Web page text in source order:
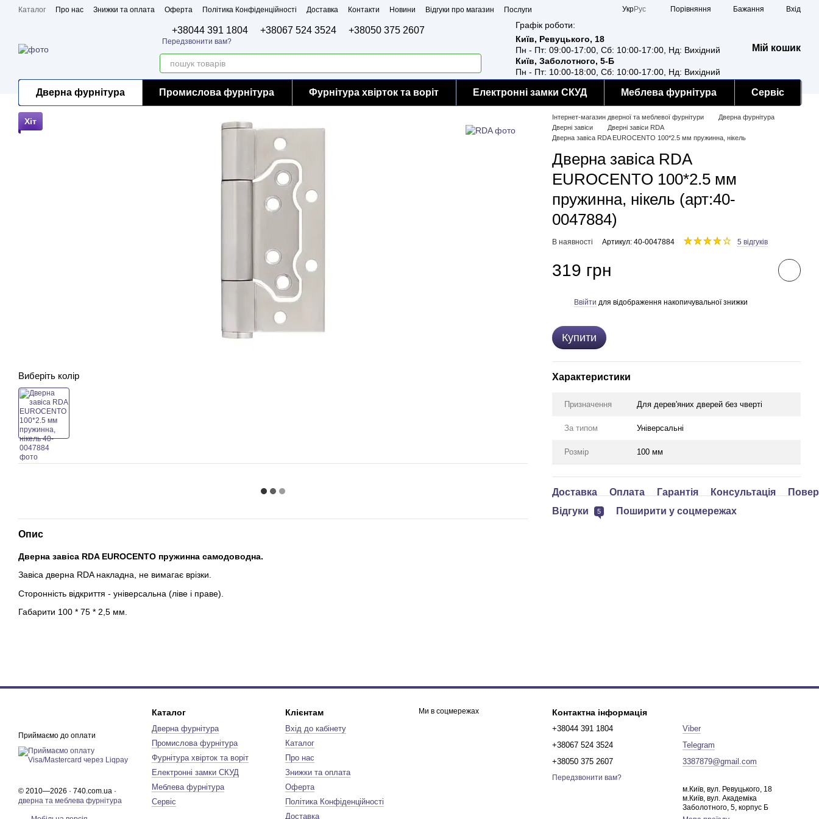
Перейти до основного контенту
Каталог Про нас Знижки та оплата Оферта Політика Конфіденційності Доставка Контакти Новини Відгуки про магазин
Послуги
УкрРус Порівняння Бажання Вхід
+38044 391 1804 +38067 524 3524 +38050 375 2607
Передзвонити вам?
Графік роботи:
Київ, Ревуцького, 18
Пн - Пт: 09:00-17:00, Сб: 10:00-17:00, Нд: Вихідний
Київ, Заболотного, 5-Б
Пн - Пт: 10:00-18:00, Сб: 10:00-17:00, Нд: Вихідний
Мій кошик
Дверна фурнітура Промислова фурнітура Фурнітура хвірток та воріт Електронні замки СКУД Меблева фурнітура Сервіс
Хіт
Виберіть колір
Опис
Дверна завіса RDA EUROCENTO пружинна самодоводна.
Завіса дверна RDA накладна, не вимагає врізки.
Сторонність відкриття - універсальна (ліве і праве).
Габарити 100 * 75 * 2,5 мм.
Інтернет-магазин дверної та меблевої фурнітури
Дверна фурнітура
Дверні завіси
Дверні завіси RDA
Дверна завіса RDA EUROCENTO 100*2.5 мм пружинна, нікель
Дверна завіса RDA
EUROCENTO 100*2.5 мм
пружинна, нікель (арт:40-
0047884)
В наявності Артикул: 40-0047884 5 відгуків
319 грн
Ввійти для відображення накопичувальної знижки
Купити
Характеристики
Призначення Для дерев'яних дверей без чверті
За типом Універсальні
Розмір 100 мм
Доставка Оплата Гарантія Консультація
Відгуки
5 Поширити у соцмережах
Приймаємо до оплати
© 2010—2026 · 740.com.ua ·
дверна та меблева фурнітура
Каталог
Дверна фурнітура
Промислова фурнітура
Фурнітура хвірток та воріт
Електронні замки СКУД
Меблева фурнітура
Сервіс
Клієнтам
Вхід до кабінету
Каталог
Про нас
Знижки та оплата
Оферта
Політика Конфіденційності
Доставка
Ми в соцмережах Контактна інформація
+38044 391 1804
+38067 524 3524
+38050 375 2607
Передзвонити вам?
Viber
Telegram
3387879@gmail.com
м.Київ, вул. Ревуцького, 18
м.Київ, вул. Академіка
Заболотного, 5, корпус Б